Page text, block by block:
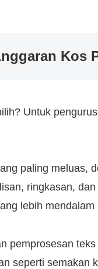
Kos
Untuk
paling meluas,
ringkasan,
lebih
pemprosesan
seperti semakan